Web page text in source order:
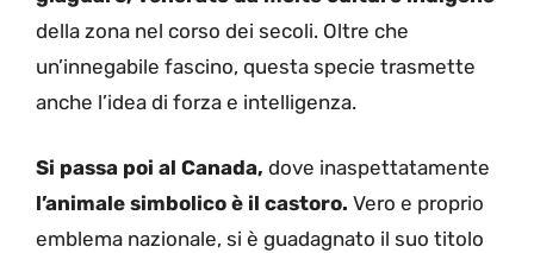
della zona nel corso dei secoli. Oltre che
un’innegabile fascino, questa specie trasmette
anche l’idea di forza e intelligenza.
Si passa poi al Canada, dove inaspettatamente
l’animale simbolico è il castoro. Vero e proprio
emblema nazionale, si è guadagnato il suo titolo